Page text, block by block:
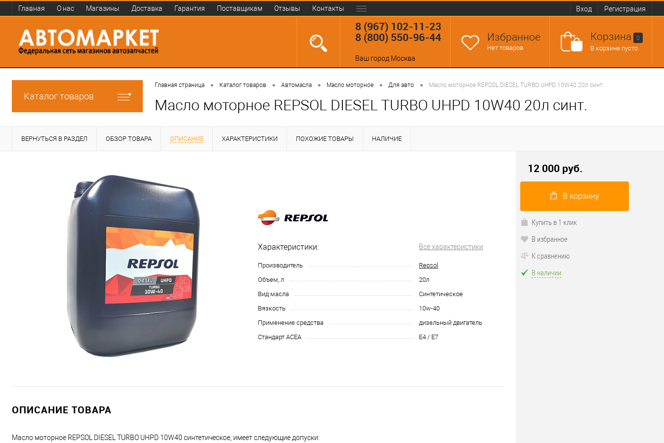
Главная О нас Магазины Доставка Гарантия Поставщикам Отзывы Контакты Вход Регистрация
8 (967) 102-11-23
8 (800) 550-96-44
Ваш город Москва
Избранное
Нет товаров
Корзина
0
В корзине пусто
Каталог товаров
Главная страница • Каталог товаров • Автомасла • Масло моторное • Для авто • Масло моторное REPSOL DIESEL TURBO UHPD 10W40 20л синт.
Масло моторное REPSOL DIESEL TURBO UHPD 10W40 20л синт.
ВЕРНУТЬСЯ В РАЗДЕЛ ОБЗОР ТОВАРА ОПИСАНИЕ ХАРАКТЕРИСТИКИ ПОХОЖИЕ ТОВАРЫ НАЛИЧИЕ
Характеристики: Все характеристики
Производитель
Repsol
Объем, л
20л
Вид масла
Синтетическое
Вязкость
10w-40
Применение средства
дизельный двигатель
Стандарт ACEA
E4 / E7
ОПИСАНИЕ ТОВАРА
Масло моторное REPSOL DIESEL TURBO UHPD 10W40 синтетическое, имеет следующие допуски:
12 000 руб.
В корзину
Купить в 1 клик
В избранное
К сравнению
В наличии